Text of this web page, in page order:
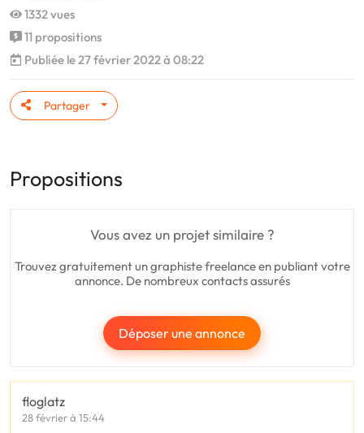
1332 vues
11 propositions
Publiée le 27 février 2022 à 08:22
Partager
Propositions
Vous avez un projet similaire ?
Trouvez gratuitement un graphiste freelance en publiant votre
annonce. De nombreux contacts assurés
Déposer une annonce
floglatz
28 février à 15:44